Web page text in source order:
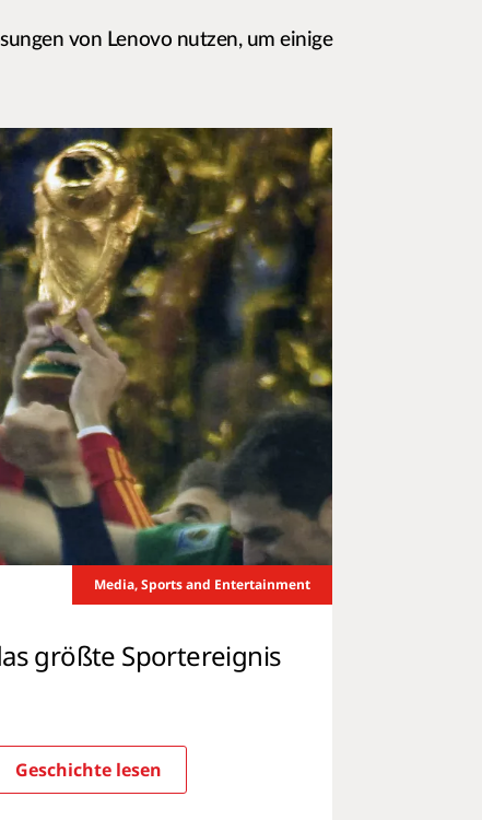
von Lenovo nutzen, um einige
Media, Sports and Entertainment
größte Sportereignis
Geschichte lesen